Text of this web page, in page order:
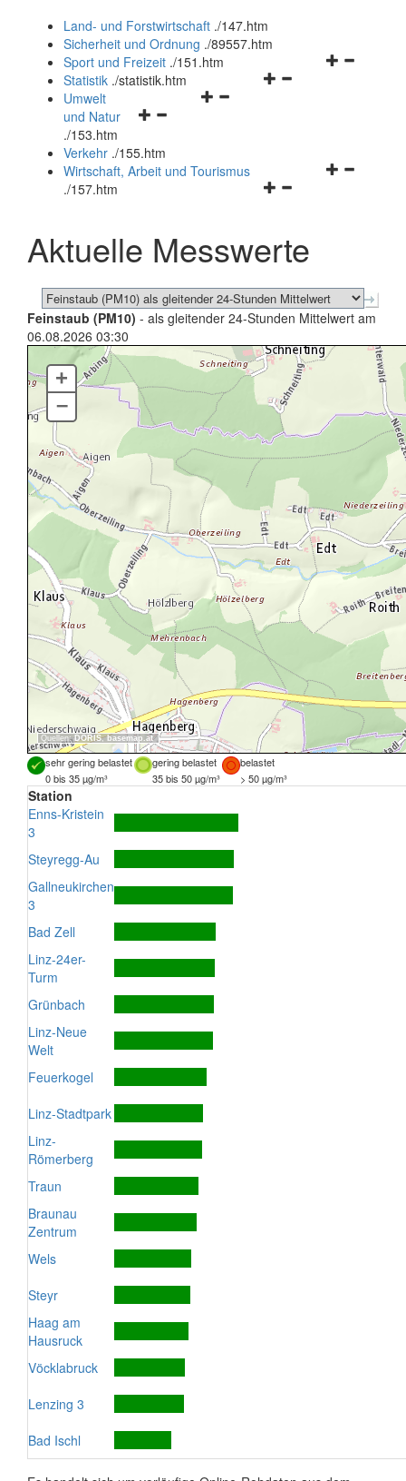
und
schließen
Land- und Forstwirtschaft ./147.htm
Sicherheit und Ordnung ./89557.htm
Navigationsmenü
Sport und Freizeit ./151.htm
Navigationsmenü
Statistik ./statistik.htm
Navigationsmenü
und
schließen
Umwelt
und Natur
./153.htm
Verkehr ./155.htm
Navigationsmenü
schließen
Wirtschaft, Arbeit und Tourismus
./157.htm
Aktuelle Messwerte
Feinstaub (PM10) - als gleitender 24-Stunden Mittelwert am
06.08.2026 03:30
Quellen: DORIS,basemap.at
+
–
sehr gering belastet gering belastet
belastet
0 bis 35 µg/m³
35 bis 50 µg/m³ > 50 µg/m³
Station
Enns-Kristein
3
Steyregg-Au
Gallneukirchen
3
Bad Zell
Linz-24er-
Turm
Grünbach
Linz-Neue
Welt
Feuerkogel
Linz-Stadtpark
Linz-
Römerberg
Traun
Braunau
Zentrum
Wels
Steyr
Haag am
Hausruck
Vöcklabruck
Lenzing 3
Bad Ischl